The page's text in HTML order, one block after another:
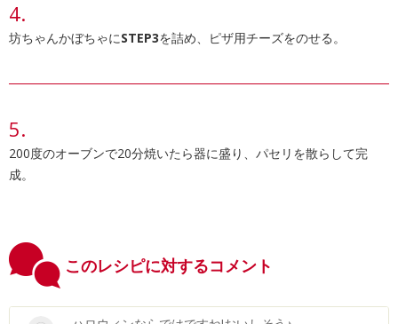
坊ちゃんかぼちゃにSTEP3を詰め、ピザ用チーズをのせる。
200度のオーブンで20分焼いたら器に盛り、パセリを散らして完
成。
このレシピに対するコメント